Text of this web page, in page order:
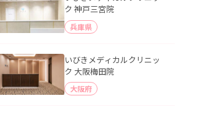
ク 神戸三宮院
兵庫県
いびきメディカルクリニッ
ク 大阪梅田院
大阪府